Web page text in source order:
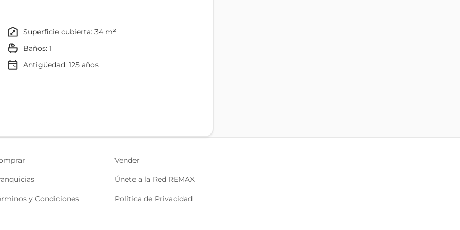
Miguel.
cafetería y comedor comunal (ideal para tus breaks
facultades del centro y norte de la ciudad.
bibliotecas y toda la magia cultural que ofrece la
superficie cubierta: 34 m²
baños: 1
Antigüedad:125años
Lobby
Vender
Únete a la Red REMAX
y Condiciones Política de Privacidad